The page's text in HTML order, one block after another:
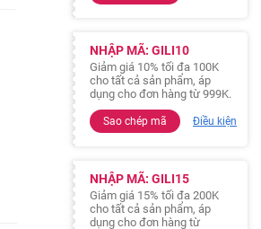
NHẬP MÃ: GILI10
Giảm giá 10% tối đa 100K
cho tất cả sản phẩm, áp
dụng cho đơn hàng từ 999K.
Sao chép mã Điều kiện
NHẬP MÃ: GILI15
Giảm giá 15% tối đa 200K
cho tất cả sản phẩm, áp
dụng cho đơn hàng từ